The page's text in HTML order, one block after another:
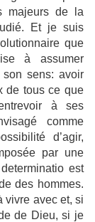
majeurs de la
Et je suis
que
à assumer
son sens: avoir
de tous ce que
à ses
comme
d’agir,
par une
est
des hommes.
vivre avec et, si
de Dieu, si je